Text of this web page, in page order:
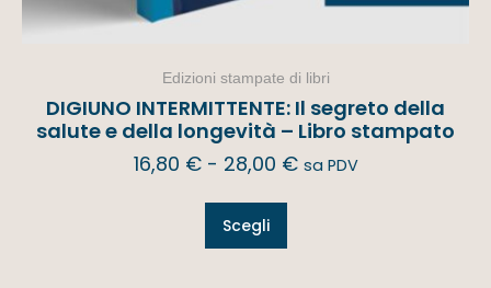
Edizioni stampate di libri
DIGIUNO INTERMITTENTE: Il segreto della
salute e della longevità – Libro stampato
16,80 € - 28,00 € sa PDV
Scegli